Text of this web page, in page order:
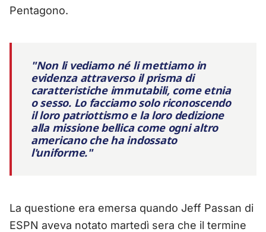
Pentagono.
"Non li vediamo né li mettiamo in
evidenza attraverso il prisma di
caratteristiche immutabili, come etnia
o sesso. Lo facciamo solo riconoscendo
il loro patriottismo e la loro dedizione
alla missione bellica come ogni altro
americano che ha indossato
l'uniforme."
La questione era emersa quando Jeff Passan di
ESPN aveva notato martedì sera che il termine